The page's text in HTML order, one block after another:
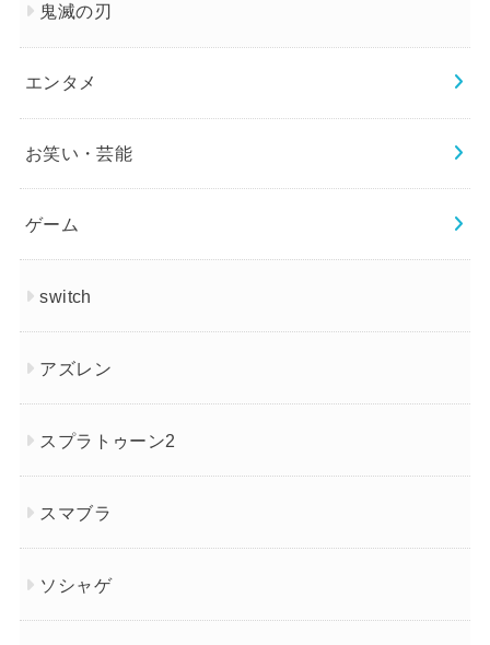
鬼滅の刃
エンタメ
お笑い・芸能
ゲーム
switch
アズレン
スプラトゥーン2
スマブラ
ソシャゲ